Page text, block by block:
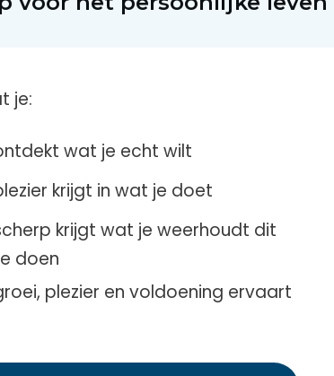
je:
wat je echt wilt
krijgt in wat je doet
krijgt wat je weerhoudt dit
doen
plezier en voldoening ervaart